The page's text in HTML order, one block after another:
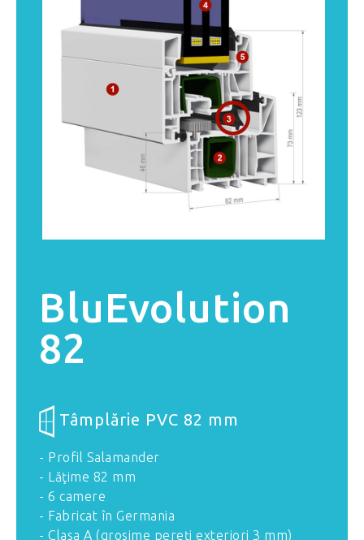
BluEvolution
82
Tâmplărie PVC 82 mm
- Profil Salamander
- Lăţime 82 mm
- 6 camere
- Fabricat în Germania
- Clasa A (grosime pereţi exteriori 3 mm)